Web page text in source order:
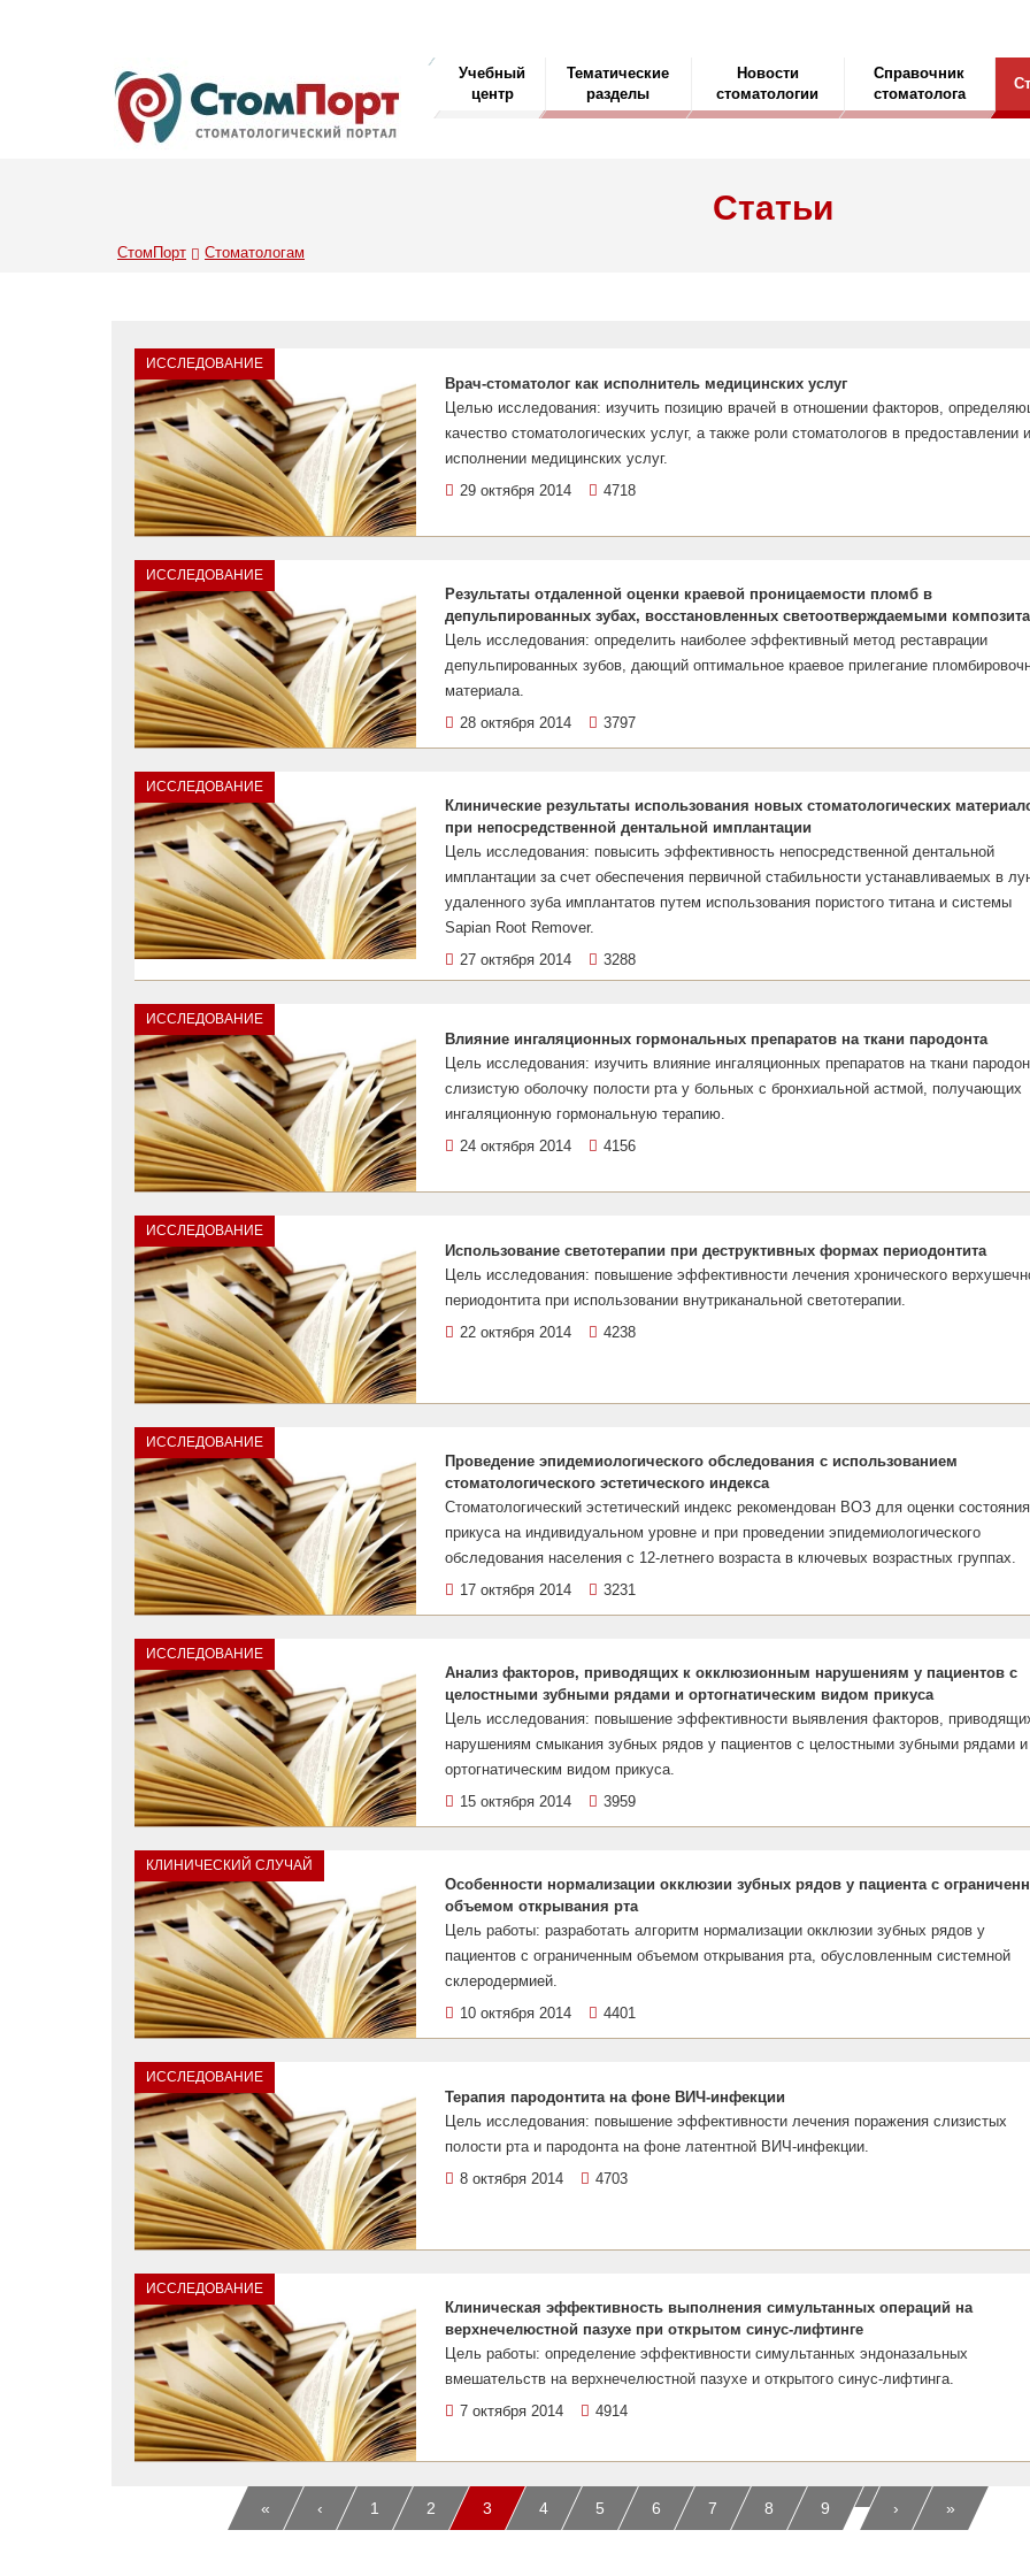
Учебный
центр
Тематические
разделы
Новости
стоматологии
Справочник
стоматолога
Статьи
СтомПорт Стоматологам
ИССЛЕДОВАНИЕ
Врач-стоматолог как исполнитель медицинских услуг
Целью исследования: изучить позицию врачей в отношении факторов,
качество стоматологических услуг, а также роли стоматологов в предоставлении
исполнении медицинских услуг.
29 октября 2014
4718
ИССЛЕДОВАНИЕ
Результаты отдаленной оценки краевой проницаемости пломб в
депульпированных зубах, восстановленных светоотверждаемыми
Цель исследования: определить наиболее эффективный метод реставрации
депульпированных зубов, дающий оптимальное краевое прилегание
материала.
28 октября 2014
3797
ИССЛЕДОВАНИЕ
Клинические результаты использования новых стоматологических
при непосредственной дентальной имплантации
Цель исследования: повысить эффективность непосредственной дентальной
имплантации за счет обеспечения первичной стабильности устанавливаемых в
удаленного зуба имплантатов путем использования пористого титана и системы
Sapian Root Remover.
27 октября 2014
3288
ИССЛЕДОВАНИЕ
Влияние ингаляционных гормональных препаратов на ткани пародонта
Цель исследования: изучить влияние ингаляционных препаратов на ткани
слизистую оболочку полости рта у больных с бронхиальной астмой, получающих
ингаляционную гормональную терапию.
24 октября 2014
4156
ИССЛЕДОВАНИЕ
Использование светотерапии при деструктивных формах периодонтита
Цель исследования: повышение эффективности лечения хронического
периодонтита при использовании внутриканальной светотерапии.
22 октября 2014
4238
ИССЛЕДОВАНИЕ
Проведение эпидемиологического обследования с использованием
стоматологического эстетического индекса
Стоматологический эстетический индекс рекомендован ВОЗ для оценки состояния
прикуса на индивидуальном уровне и при проведении эпидемиологического
обследования населения с 12-летнего возраста в ключевых возрастных группах.
17 октября 2014
3231
ИССЛЕДОВАНИЕ
Анализ факторов, приводящих к окклюзионным нарушениям у пациентов с
целостными зубными рядами и ортогнатическим видом прикуса
Цель исследования: повышение эффективности выявления факторов,
нарушениям смыкания зубных рядов у пациентов с целостными зубными рядами и
ортогнатическим видом прикуса.
15 октября 2014
3959
КЛИНИЧЕСКИЙ СЛУЧАЙ
Особенности нормализации окклюзии зубных рядов у пациента с
объемом открывания рта
Цель работы: разработать алгоритм нормализации окклюзии зубных рядов у
пациентов с ограниченным объемом открывания рта, обусловленным системной
склеродермией.
10 октября 2014
4401
ИССЛЕДОВАНИЕ
Терапия пародонтита на фоне ВИЧ-инфекции
Цель исследования: повышение эффективности лечения поражения слизистых
полости рта и пародонта на фоне латентной ВИЧ-инфекции.
8 октября 2014
4703
ИССЛЕДОВАНИЕ
Клиническая эффективность выполнения симультанных операций на
верхнечелюстной пазухе при открытом синус-лифтинге
Цель работы: определение эффективности симультанных эндоназальных
вмешательств на верхнечелюстной пазухе и открытого синус-лифтинга.
7 октября 2014
4914
« ‹ 1 2 3 4 5 6 7 8 9
…
› »